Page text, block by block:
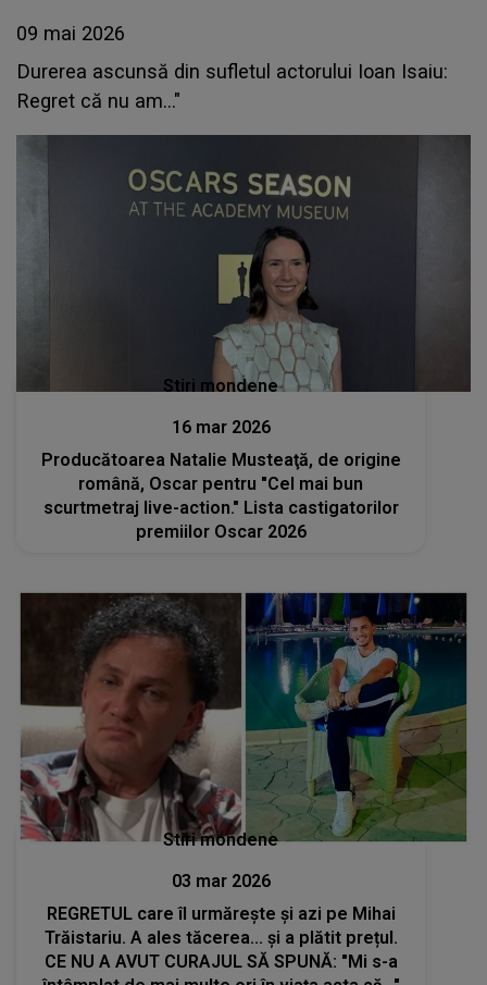
09 mai 2026
Durerea ascunsă din sufletul actorului Ioan Isaiu:
Regret că nu am..."
Stiri mondene
16 mar 2026
Producătoarea Natalie Musteaţă, de origine
română, Oscar pentru "Cel mai bun
scurtmetraj live-action." Lista castigatorilor
premiilor Oscar 2026
Stiri mondene
03 mar 2026
REGRETUL care îl urmărește și azi pe Mihai
Trăistariu. A ales tăcerea... și a plătit prețul.
CE NU A AVUT CURAJUL SĂ SPUNĂ: "Mi s-a